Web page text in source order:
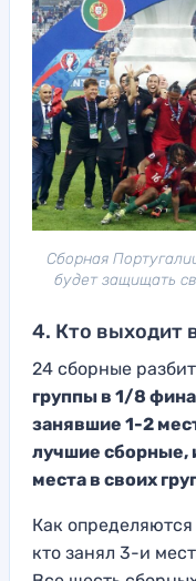
Cборная
будет защищать
4. Кто выходит
24 сборные
группы в 1/8
занявшие 1-2
лучшие сборные,
места в своих
Как
кто занял 3-и